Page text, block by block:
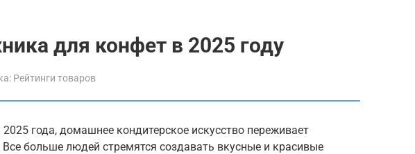
для конфет в 2025 году
Рейтинги товаров
2025 года, домашнее кондитерское искусство переживает
больше людей стремятся создавать вкусные и красивые